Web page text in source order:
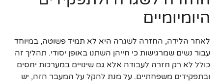
היומיומיים
לאחר הלידה, החזרה לשגרה היא לא תמיד פשוטה, במיוחד
עבור נשים שמרגישות כי חייהן השתנו באופן יסודי. תהליך זה
כולל לא רק חזרה לעבודה אלא גם שינויים במערכות יחסים
ובתפקידים משפחתיים. על מנת להקל על המעבר הזה, יש